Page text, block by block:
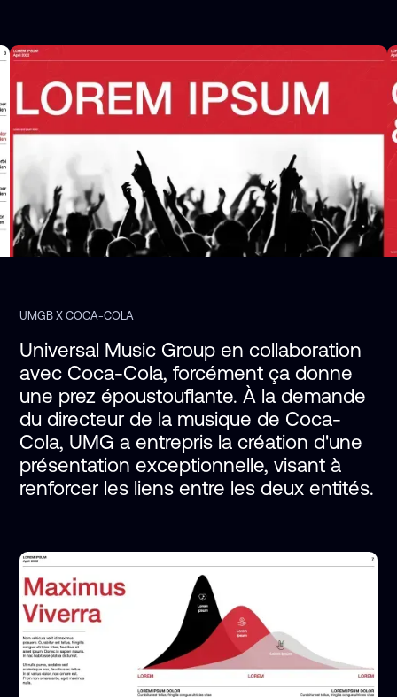
UMGB X COCA-COLA
Universal Music Group en collaboration
avec Coca-Cola, forcément ça donne
une prez époustouflante. À la demande
du directeur de la musique de Coca-
Cola, UMG a entrepris la création d'une
présentation exceptionnelle, visant à
renforcer les liens entre les deux entités.